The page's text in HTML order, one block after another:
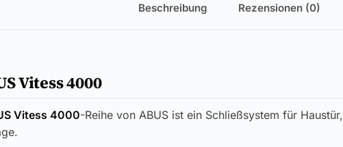
Beschreibung Rezensionen (0)
Vitess 4000
Vitess 4000-Reihe von ABUS ist ein Schließsystem für Haustür,